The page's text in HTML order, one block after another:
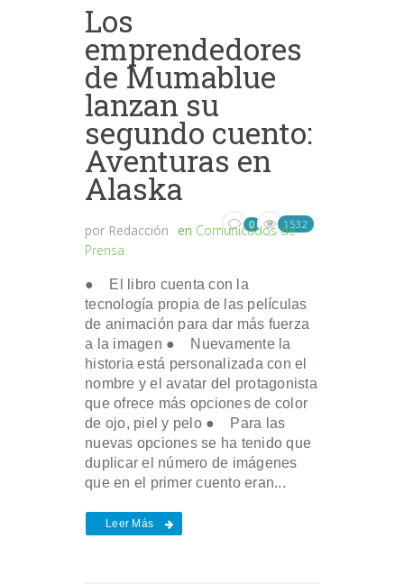
Los
emprendedores
de Mumablue
lanzan su
segundo cuento:
Aventuras en
Alaska
por Redacción en Comunicados de
Prensa
0 1532
● El libro cuenta con la
tecnología propia de las películas
de animación para dar más fuerza
a la imagen ● Nuevamente la
historia está personalizada con el
nombre y el avatar del protagonista
que ofrece más opciones de color
de ojo, piel y pelo ● Para las
nuevas opciones se ha tenido que
duplicar el número de imágenes
que en el primer cuento eran...
Leer Más